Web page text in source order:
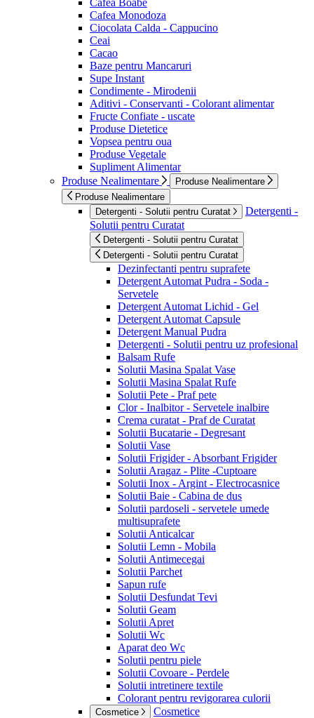
Cafea Monodoza
Ciocolata Calda - Cappucino
Ceai
Cacao
Baze pentru Mancaruri
Supe Instant
Condimente - Mirodenii
Aditivi - Conservanti - Colorant alimentar
Fructe Confiate - uscate
Produse Dietetice
Vopsea pentru oua
Produse Vegetale
Supliment Alimentar
Produse Nealimentare
Produse Nealimentare
Produse Nealimentare
Detergenti - Solutii pentru Curatat
Detergenti -
Solutii pentru Curatat
Detergenti - Solutii pentru Curatat
Detergenti - Solutii pentru Curatat
Dezinfectanti pentru suprafete
Detergent Automat Pudra - Soda -
Servetele
Detergent Automat Lichid - Gel
Detergent Automat Capsule
Detergent Manual Pudra
Detergenti - Solutii pentru uz profesional
Balsam Rufe
Solutii Masina Spalat Vase
Solutii Masina Spalat Rufe
Solutii Pete - Praf pete
Clor - Inalbitor - Servetele inalbire
Crema curatat - Praf de Curatat
Solutii Bucatarie - Degresant
Solutii Vase
Solutii Frigider - Absorbant Frigider
Solutii Aragaz - Plite -Cuptoare
Solutii Inox - Argint - Electrocasnice
Solutii Baie - Cabina de dus
Solutii pardoseli - servetele umede
multisuprafete
Solutii Anticalcar
Solutii Lemn - Mobila
Solutii Antimecegai
Solutii Parchet
Sapun rufe
Solutii Desfundat Tevi
Solutii Geam
Solutii Apret
Solutii Wc
Aparat deo Wc
Solutii pentru piele
Solutii Covoare - Perdele
Solutii intretinere textile
Colorant pentru revigorarea culorii
Cosmetice Cosmetice